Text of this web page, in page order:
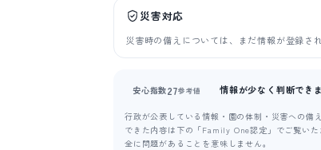
災害対応
災害時の備えについては、まだ情報が登録さ
安心指数27参考値 情報が少なく判断でき
行政が公表している情報・園の体制・災害への
できた内容は下の「Family One認定」でご覧い
全に問題があることを意味しません。